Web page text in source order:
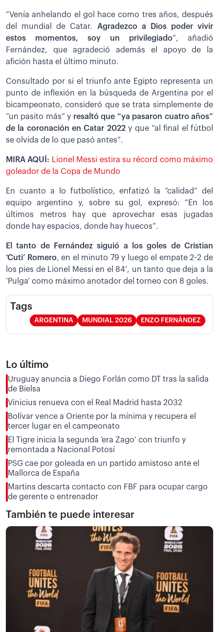
“Venía anhelando el gol hace como tres años, después
del mundial de Catar. Agradezco a Dios poder vivir
estos momentos, soy un privilegiado”, añadió
Fernández, que agradeció además el apoyo de la
afición hasta el último minuto.
Consultado por si el triunfo ante Egipto representa un
punto de inflexión en la búsqueda de Argentina por el
bicampeonato, consideró que se trata simplemente de
“un pasito más” y resaltó que “ya pasaron cuatro años”
de la coronación en Catar 2022y que “al final el fútbol
se olvida de lo que pasó antes”.
MIRA AQUÍ: Lionel Messi estira su récord como máximo
goleador de la Copa de Mundo
En cuanto a lo futbolístico, enfatizó la “calidad” del
equipo argentino y, sobre su gol, expresó: “En los
últimos metros hay que aprovechar esas jugadas
donde hay espacios, donde hay huecos”.
El tanto de Fernández siguió a los goles de Cristian
‘Cuti’ Romero, en el minuto 79 y luego el empate 2-2 de
los pies de Lionel Messi en el 84’, un tanto que deja a la
‘Pulga’ como máximo anotador del torneo con 8 goles.
Tags
ARGENTINA MUNDIAL 2026 ENZO FERNÁNDEZ
Lo último
Uruguay anuncia a Diego Forlán como DT tras la salida
de Bielsa
Vinicius renueva con el Real Madrid hasta 2032
Bolívar vence a Oriente por la mínima y recupera el
tercer lugar en el campeonato
El Tigre inicia la segunda ‘era Zago’ con triunfo y
remontada a Nacional Potosí
PSG cae por goleada en un partido amistoso ante el
Mallorca de España
Martins descarta contacto con FBF para ocupar cargo
de gerente o entrenador
También te puede interesar